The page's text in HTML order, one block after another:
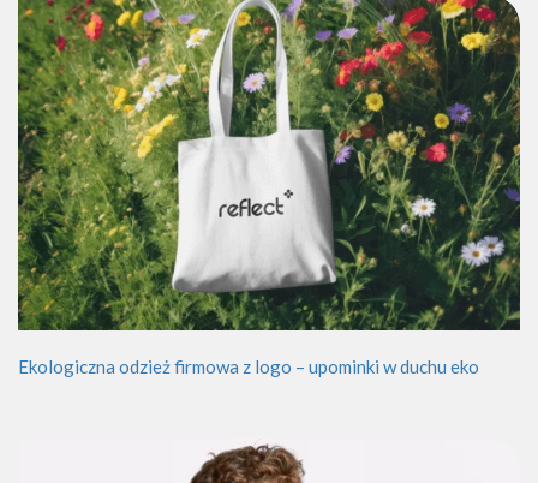
Ekologiczna odzież firmowa z logo – upominki w duchu eko